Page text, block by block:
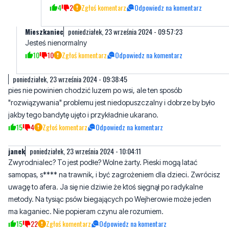
Jesteś nienormalny
poniedziałek, 23 września 2024 - 09:38:45
pies nie powinien chodzić luzem po wsi, ale ten sposób
jakby tego bandytę ujęto i przykładnie ukarano.
15 4 Zgłoś komentarz Odpowiedz na komentarz
janek poniedziałek, 23 września 2024 - 10:04:11
Zwyrodnialec? To jest podłe? Wolne żarty. Pieski mogą latać
uwagę to afera. Ja się nie dziwie że ktoś sięgnął po radykalne
metody. Na tysiąc psów biegających po Wejherowie może jeden
ma kaganiec. Nie popieram czynu ale rozumiem.
15 22 Zgłoś komentarz Odpowiedz na komentarz
~~~ poniedziałek, 23 września 2024 - 10:16:08
Nie, pieski nie mogą latać samopas i s**** na trawnik - ale za